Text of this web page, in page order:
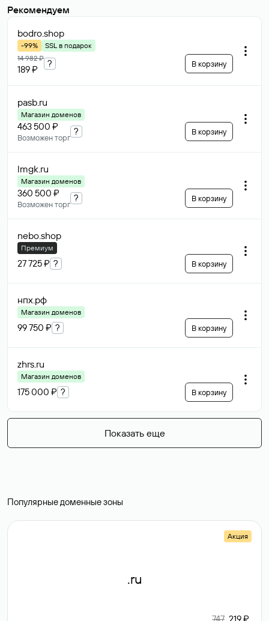
Рекомендуем
bodro.shop
-99%
SSL в подарок
14 982 ₽
189 ₽
? В корзину
pasb.ru
Магазин доменов
463 500 ₽
Возможен торг
? В корзину
lmgk.ru
Магазин доменов
360 500 ₽
Возможен торг
? В корзину
nebo.shop
Премиум
27 725 ₽ ? В корзину
нпх.рф
Магазин доменов
99 750 ₽ ? В корзину
zhrs.ru
Магазин доменов
175 000 ₽ ? В корзину
Показать еще
Популярные доменные зоны
Акция
.ru